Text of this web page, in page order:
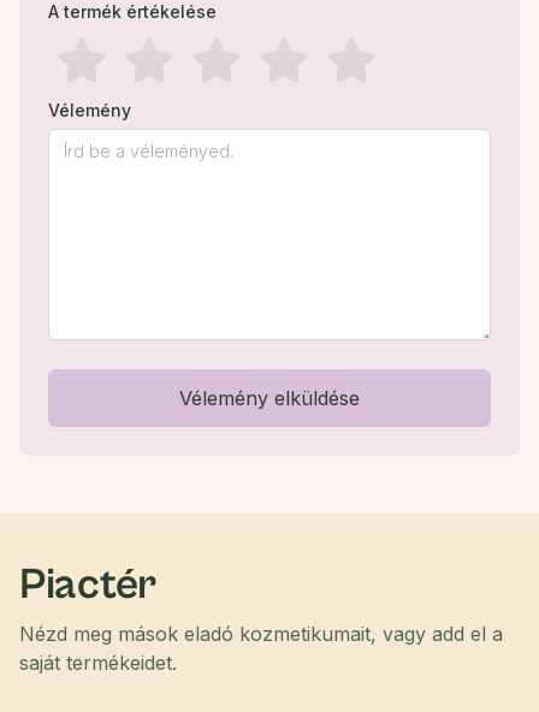
A termék értékelése
Vélemény
Vélemény elküldése
Piactér
Nézd meg mások eladó kozmetikumait, vagy add el a
saját termékeidet.